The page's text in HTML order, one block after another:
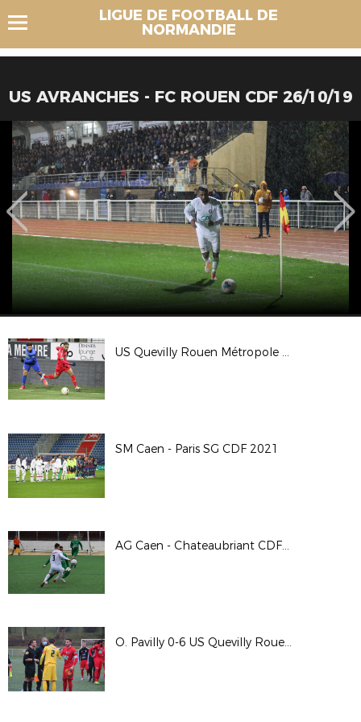
LIGUE DE FOOTBALL DE
NORMANDIE
US AVRANCHES - FC ROUEN CDF 26/10/19
US Quevilly Rouen Métropole 1-0 FC Rouen
SM Caen - Paris SG CDF 2021
AG Caen - Chateaubriant CDF 2020/2021
O. Pavilly 0-6 US Quevilly Rouen Métropole